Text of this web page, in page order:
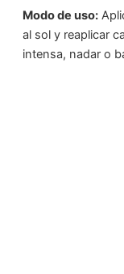
Modo de uso:
al sol y reaplicar
intensa, nadar o